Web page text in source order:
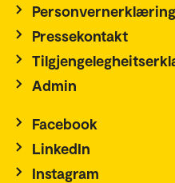
Pressekontakt
Admin
Facebook
LinkedIn
Instagram